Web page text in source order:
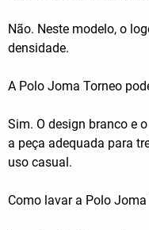
Não. Neste modelo, o
densidade.
A Polo Joma Torneo
Sim. O design branco e
a peça adequada para
uso casual.
Como lavar a Polo Joma